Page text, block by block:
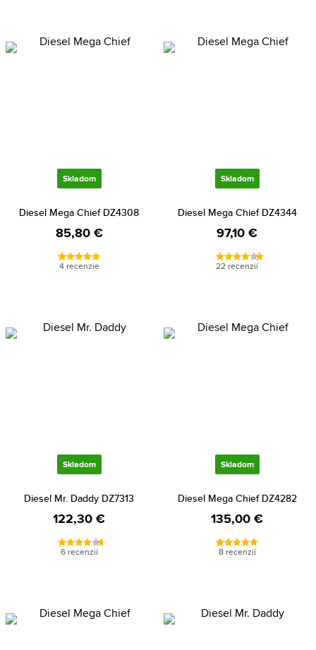
Skladom
Diesel Mega Chief DZ4308
85,80 €
4 recenzie
Skladom
Diesel Mega Chief DZ4344
97,10 €
22 recenzií
Skladom
Diesel Mr. Daddy DZ7313
122,30 €
6 recenzií
Skladom
Diesel Mega Chief DZ4282
135,00 €
8 recenzií